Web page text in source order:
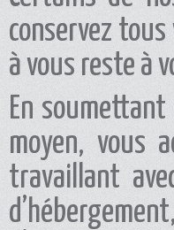
conservez
à vous reste à
En
moyen, vous
travaillant